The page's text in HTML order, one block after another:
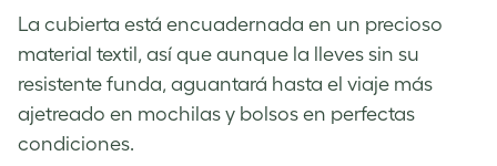
La cubierta está encuadernada en un precioso
material textil, así que aunque la lleves sin su
resistente funda, aguantará hasta el viaje más
ajetreado en mochilas y bolsos en perfectas
condiciones.